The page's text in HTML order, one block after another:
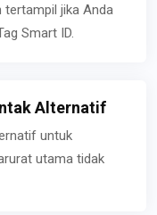
jika Anda
Smart ID.
Alternatif
untuk
utama tidak